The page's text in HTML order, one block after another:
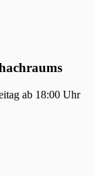
ab 18:00 Uhr